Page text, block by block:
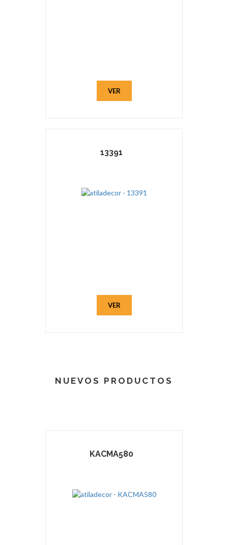
VER
13391
VER
NUEVOS PRODUCTOS
KACMA580